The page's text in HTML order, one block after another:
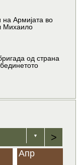
Армијата во
Михаило
од страна
▼ >
Апр